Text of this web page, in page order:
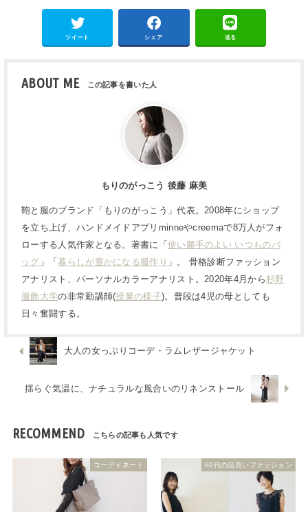
ツイート シェア 送る
ABOUT ME
もりのがっこう 後藤 麻美
鞄と服のブランド「もりのがっこう」代表。2008年にショップ
を立ち上げ、ハンドメイドアプリminneやcreemaで8万人がフォ
ローする人気作家となる。著書に「 使い勝手のよい いつものバ
ッグ 」「暮らしが豊かになる服作り 」。 骨格診断ファッション
アナリスト、パーソナルカラーアナリスト。2020年4月から杉野
服飾大学の非常勤講師(授業の様子)。普段は4児の母としても
日々奮闘する。
大人の女っぷりコーデ・ラムレザージャケット
揺らぐ気温に、ナチュラルな風合いのリネンストール
RECOMMEND
コーディネート 60代の品良いファッション